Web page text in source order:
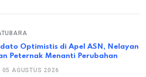
Optimistis di Apel ASN, Nelayan
Peternak Menanti Perubahan
05 AGUSTUS 2026